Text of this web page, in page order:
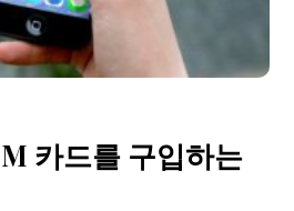
카드를 구입하는